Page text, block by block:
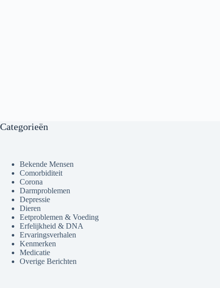
Categorieën
Bekende Mensen
Comorbiditeit
Corona
Darmproblemen
Depressie
Dieren
Eetproblemen & Voeding
Erfelijkheid & DNA
Ervaringsverhalen
Kenmerken
Medicatie
Overige Berichten